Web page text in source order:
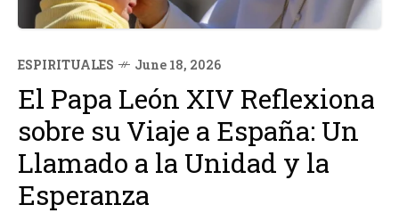
ESPIRITUALES June 18, 2026
El Papa León XIV Reflexiona
sobre su Viaje a España: Un
Llamado a la Unidad y la
Esperanza